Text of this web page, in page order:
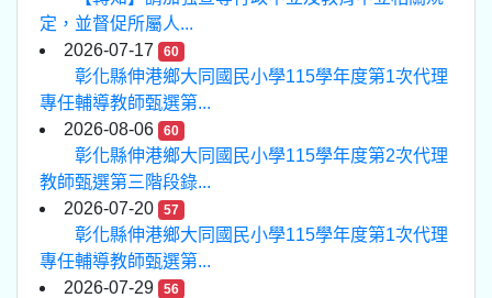
定，並督促所屬人...
2026-07-17
60
彰化縣伸港鄉大同國民小學115學年度第1次代理
專任輔導教師甄選第...
2026-08-06
60
彰化縣伸港鄉大同國民小學115學年度第2次代理
教師甄選第三階段錄...
2026-07-20
57
彰化縣伸港鄉大同國民小學115學年度第1次代理
專任輔導教師甄選第...
2026-07-29
56